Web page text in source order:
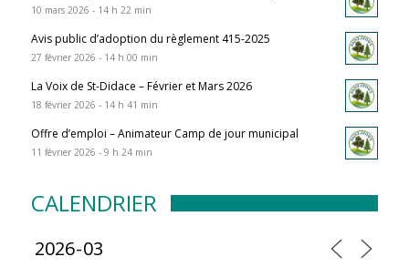
10 mars 2026 - 14 h 22 min
Avis public d’adoption du règlement 415-2025
27 février 2026 - 14 h 00 min
La Voix de St-Didace – Février et Mars 2026
18 février 2026 - 14 h 41 min
Offre d’emploi – Animateur Camp de jour municipal
11 février 2026 - 9 h 24 min
CALENDRIER